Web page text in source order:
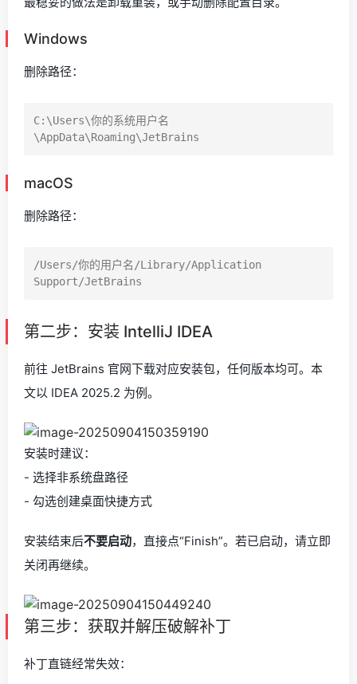
Windows
删除路径：
C:\Users\你的系统用户名
macOS
删除路径：
/Users/你的用户名/Library/Application
第二步：安装 IntelliJ IDEA
前往 JetBrains 官网下载对应安装包，任何版本均可。本
文以 IDEA 2025.2 为例。
安装时建议：
- 选择非系统盘路径
- 勾选创建桌面快捷方式
安装结束后不要启动，直接点“Finish”。若已启动，请立即
关闭再继续。
第三步：获取并解压破解补丁
补丁直链经常失效：